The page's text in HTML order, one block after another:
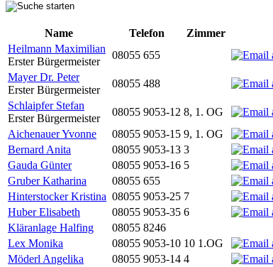
Name
Telefon Zimmer
Heilmann Maximilian
Erster Bürgermeister
08055 655
Mayer Dr. Peter
Erster Bürgermeister
08055 488
Schlaipfer Stefan
Erster Bürgermeister
08055 9053-12 8, 1. OG
Aichenauer Yvonne
08055 9053-15 9, 1. OG
Bernard Anita
08055 9053-13 3
Gauda Günter
08055 9053-16 5
Gruber Katharina
08055 655
Hinterstocker Kristina 08055 9053-25 7
Huber Elisabeth
08055 9053-35 6
Kläranlage Halfing
08055 8246
Lex Monika
08055 9053-10 10 1.OG
Möderl Angelika
08055 9053-14 4